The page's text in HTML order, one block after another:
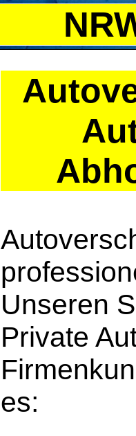
Unseren
Private
es: